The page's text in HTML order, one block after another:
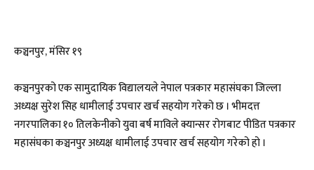
कञ्चनपुर, मंसिर १९
कञ्चनपुरको एक सामुदायिक विद्यालयले नेपाल पत्रकार महासंघका जिल्ला
अध्यक्ष सुरेश सिह धामीलाई उपचार खर्च सहयोग गरेको छ । भीमदत्त
नगरपालिका १० तिलकेनीको युवा बर्ष माविले क्यान्सर रोगबाट पीडित पत्रकार
महासंघका कञ्चनपुर अध्यक्ष धामीलाई उपचार खर्च सहयोग गरेको हो ।